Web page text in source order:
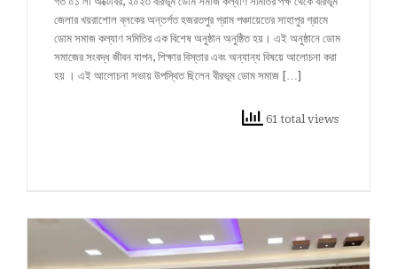
জেলার খয়রাশোল ব্লকের অন্তর্গত হজরতপুর গ্রাম পঞ্চায়েতের সাহাপুর গ্রামে
ডোম সমাজ কল্যাণ সমিতির এক বিশেষ অনুষ্ঠান অনুষ্ঠিত হয়। এই অনুষ্ঠানে ডোম
সমাজের সংবদ্ধ জীবন যাপন, শিক্ষার বিস্তার এবং অন্যান্য বিষয়ে আলোচনা করা
হয় । এই আলোচনা সভায় উপস্থিত ছিলেন বীরভূম ডোম সমাজ […]
61 total views